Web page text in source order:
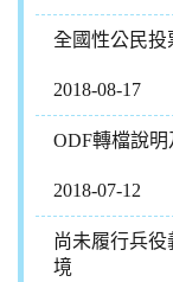
全國性公民投
2018-08-17
ODF轉檔說
2018-07-12
尚未履行兵
境